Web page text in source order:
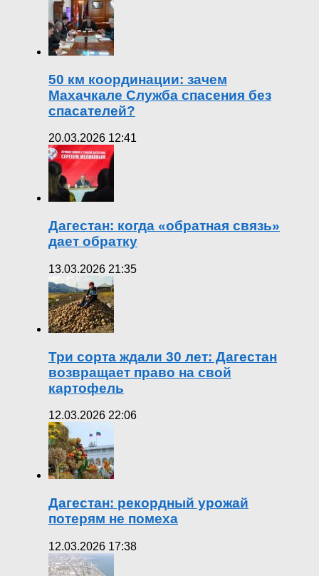
50 км координации: зачем
Махачкале Служба спасения без
спасателей?
20.03.2026 12:41
Дагестан: когда «обратная связь»
дает обратку
13.03.2026 21:35
Три сорта ждали 30 лет: Дагестан
возвращает право на свой
картофель
12.03.2026 22:06
Дагестан: рекордный урожай
потерям не помеха
12.03.2026 17:38